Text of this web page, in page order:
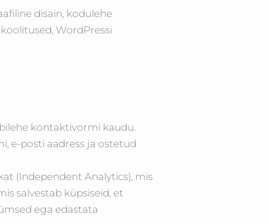
disain, kodulehe
WordPressi
kontaktivormi kaudu.
e-posti aadress ja ostetud
(Independent Analytics), mis
salvestab küpsiseid, et
ega edastata